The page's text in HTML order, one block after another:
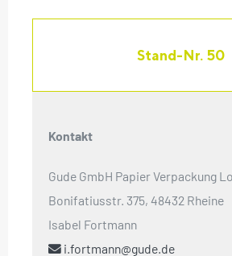
Stand-Nr. 50
Kontakt
Gude GmbH Papier Verpackung
Bonifatiusstr. 375, 48432 Rheine
Isabel Fortmann
i.fortmann@gude.de